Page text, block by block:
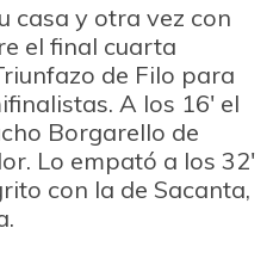
casa y otra vez con
el final cuarta
de Filo para
A los 16′ el
Borgarello de
Lo empató a los 32′
con la de Sacanta,